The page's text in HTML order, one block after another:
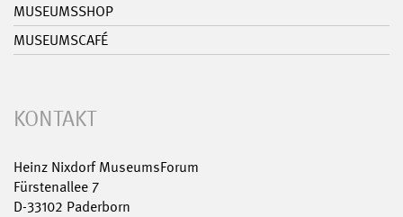
MUSEUMSSHOP
MUSEUMSCAFÉ
KONTAKT
Heinz Nixdorf MuseumsForum
Fürstenallee 7
D-33102 Paderborn